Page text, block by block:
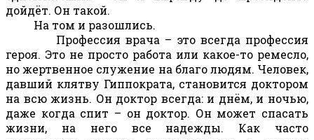
дойдёт. Он такой.
На том и разошлись.
Профессия врача – это всегда профессия
героя. Это не просто работа или какое-то ремесло,
но жертвенное служение на благо людям. Человек,
давший клятву Гиппократа, становится доктором
на всю жизнь. Он доктор всегда: и днём, и ночью,
даже когда спит – он доктор. Он может спасать
жизни, на него все надежды. Как часто